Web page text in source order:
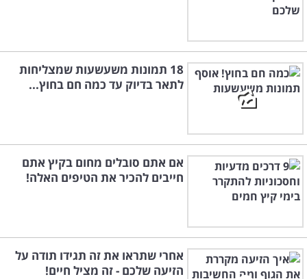
18 תמונות משעשעות שמצליחות
לתאר בדיוק עד כמה חם בחוץ...
אם אתם סובלים מחום בקיץ אתם
חייבים להכיר את הטיפים האלה!
אחרי שתראו את זה תגידו תודה על
הזיעה שלכם - זה מציל חיים!